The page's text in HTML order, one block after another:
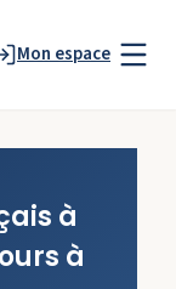
Mon espace
à
à